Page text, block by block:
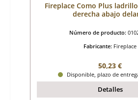
Fireplace Como Plus
derecha abajo
Número de producto:
Fabricante: Fireplace
Precio
50,23 €
Disponible, plazo de
Detalles